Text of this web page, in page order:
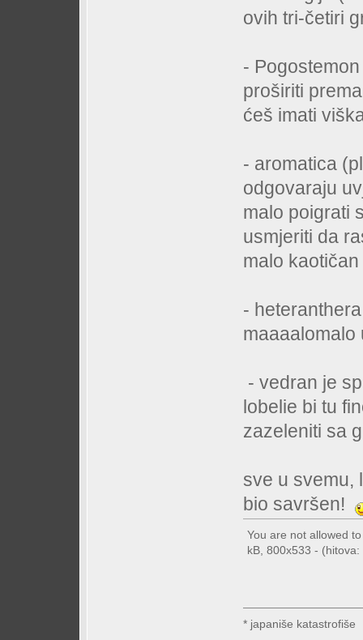
ovih tri-četiri
-
proširiti
ćeš imati
- aromatica
odgovaraju
malo poigrati
usmjeriti da
malo
-
maaaalomalo
- vedran je
lobelie bi tu
zazeleniti sa
sve u svemu,
bio savršen!
You are not allowed
kB, 800x533 -
* japaniše katastrofiše